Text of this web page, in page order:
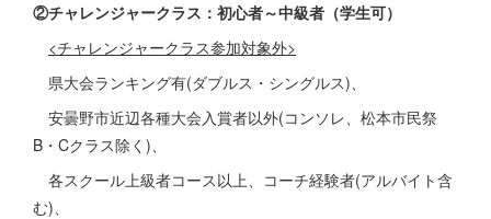
②チャレンジャークラス：初心者～中級者（学生可）
<チャレンジャークラス参加対象外>
県大会ランキング有(ダブルス・シングルス)、
安曇野市近辺各種大会入賞者以外(コンソレ、松本市民祭
B・Cクラス除く)、
各スクール上級者コース以上、コーチ経験者(アルバイト含
む)、